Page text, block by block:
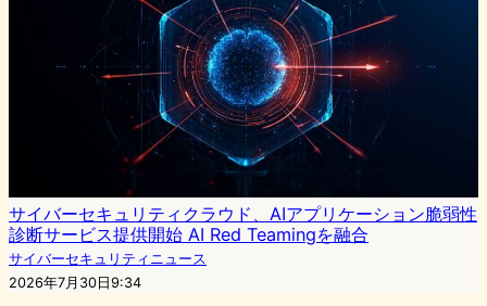
サイバーセキュリティクラウド、AIアプリケーション脆弱性
診断サービス提供開始 AI Red Teamingを融合
サイバーセキュリティニュース
2026年7月30日9:34